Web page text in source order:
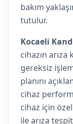
bakım
tutulur.
Kocaeli
cihazın arıza
gereksiz
planını
cihaz
cihaz için
ile arıza